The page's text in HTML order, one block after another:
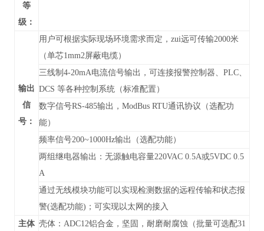
等
级：
输出
信
号：
用户可根据实际现场环境需求而定，zui远可传输2000米
（单芯1mm2屏蔽电缆）
三线制4-20mA电流信号输出，可连接报警控制器、PLC、
DCS 等各种控制系统（标准配置）
数字信号RS-485输出， ModBus RTU通讯协议 （选配功
能）
频率信号200~1000Hz输出（选配功能）
两组继电器输出：无源触电容量220VAC 0.5A或5VDC 0.5
A
通过无线模块功能可以实现检测数据的远程传输和状态报
警(选配功能)；可实现以太网的接入
主体 壳体：ADC12铝合金，坚固，耐磨耐腐蚀（批量可选配31